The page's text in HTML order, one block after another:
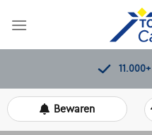
11.000+
Bewaren